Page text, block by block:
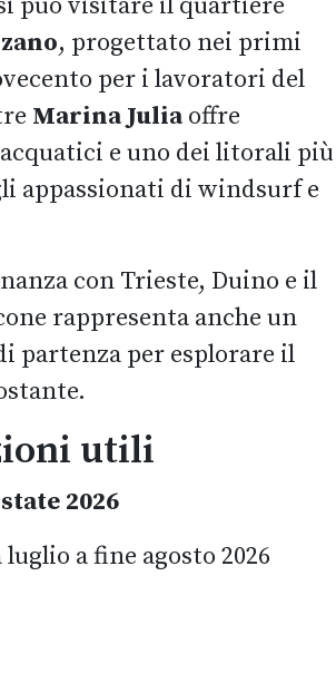
può visitare il quartiere
, progettato nei primi
per i lavoratori del
Marina Juliaoffre
e uno dei litorali più
appassionati di windsurf e
con Trieste, Duino e il
rappresenta anche un
partenza per esplorare il
utili
2026
luglio a fine agosto 2026